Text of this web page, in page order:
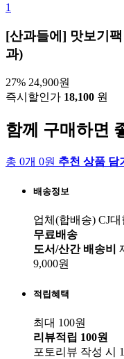
1
[산과들에] 맛보기
과)
27% 24,900원
즉시할인가 18,100 원
함께 구매하면
총 0개 0원 추천 상품 담
배송정보
업체(합배송) CJ
무료배송
도서/산간 배송비
9,000원
적립혜택
최대 100원
리뷰적립 100원
포토리뷰 작성 시